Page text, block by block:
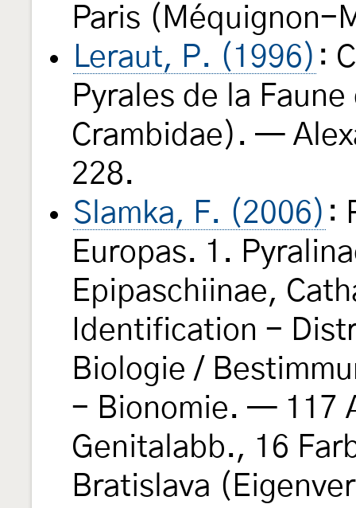
Paris (Méquignon-
Leraut, P. (1996) :
Pyrales de la
Crambidae). —
228.
Slamka, F. (2006) :
Europas. 1.
Epipaschiinae,
Identification -
Biologie /
- Bionomie. — 117
Genitalabb., 16
Bratislava